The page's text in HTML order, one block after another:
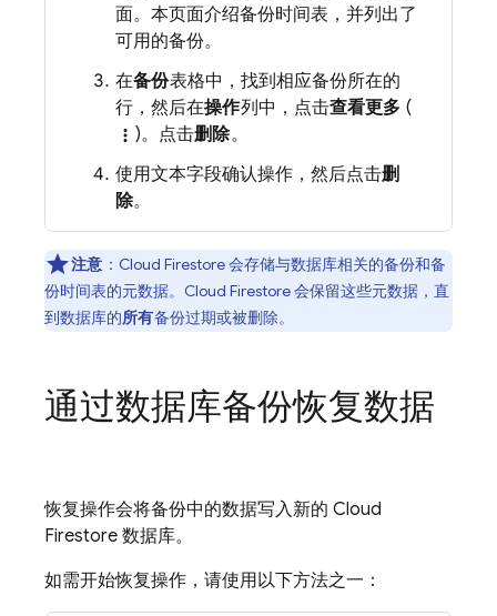
面。本页面介绍备份时间表，并列出了
可用的备份。
在备份表格中，找到相应备份所在的
行，然后在操作列中，点击查看更多 (
more_vert )。点击删除。
使用文本字段确认操作，然后点击删
除。
注意 ： Cloud Firestore会存储与数据库相关的备份和备
份时间表的元数据。 Cloud Firestore会保留这些元数据，直
到数据库的所有备份过期或被删除。
通过数据库备份恢复数据
恢复操作会将备份中的数据写入新的 Cloud
Firestore 数据库。
如需开始恢复操作，请使用以下方法之一：